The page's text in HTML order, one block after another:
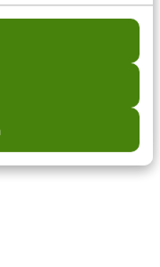
inclusief
10 Accu-Chek
je apart te